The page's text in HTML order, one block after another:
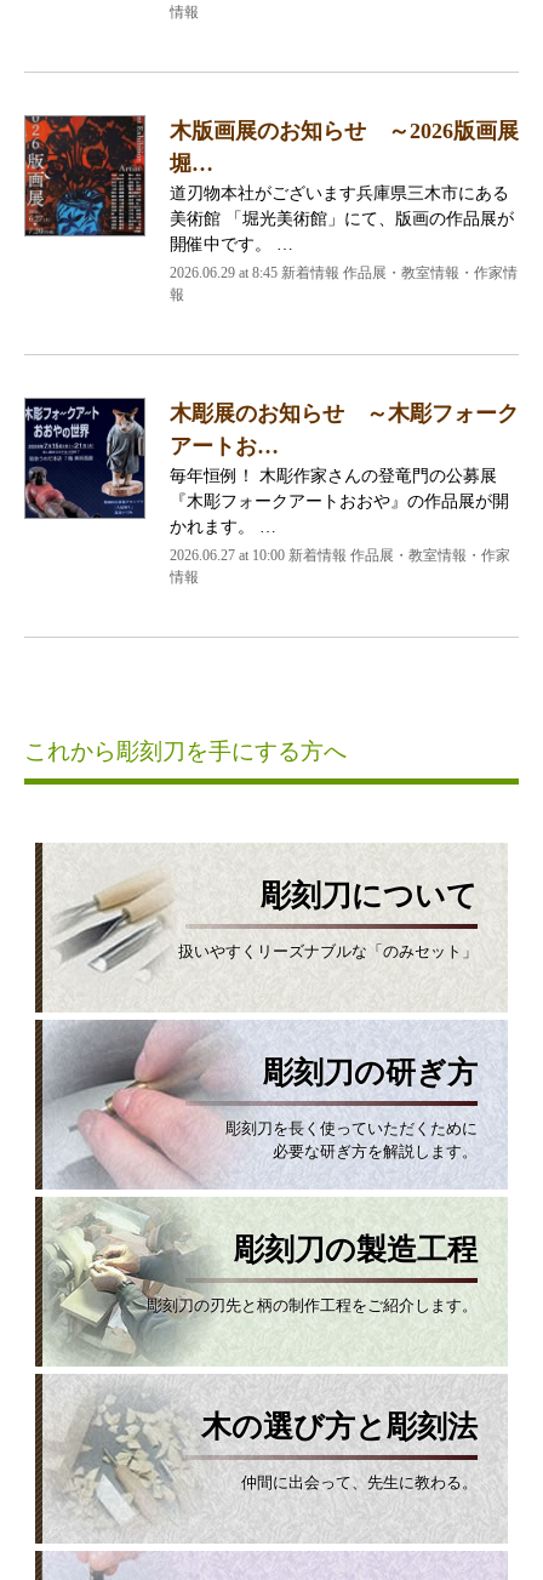
情報
木版画展のお知らせ ～2026版画展
堀…
道刃物本社がございます兵庫県三木市にある
美術館 「堀光美術館」にて、版画の作品展が
開催中です。 …
2026.06.29 at 8:45 新着情報 作品展・教室情報・作家情
報
木彫展のお知らせ ～木彫フォーク
アートお…
毎年恒例！ 木彫作家さんの登竜門の公募展
『木彫フォークアートおおや』の作品展が開
かれます。 …
2026.06.27 at 10:00 新着情報 作品展・教室情報・作家
情報
これから彫刻刀を手にする方へ
彫刻刀について
扱いやすくリーズナブルな「のみセット」
彫刻刀の研ぎ方
彫刻刀を長く使っていただくために
必要な研ぎ方を解説します。
彫刻刀の製造工程
彫刻刀の刃先と柄の制作工程をご紹介します。
木の選び方と彫刻法
仲間に出会って、先生に教わる。